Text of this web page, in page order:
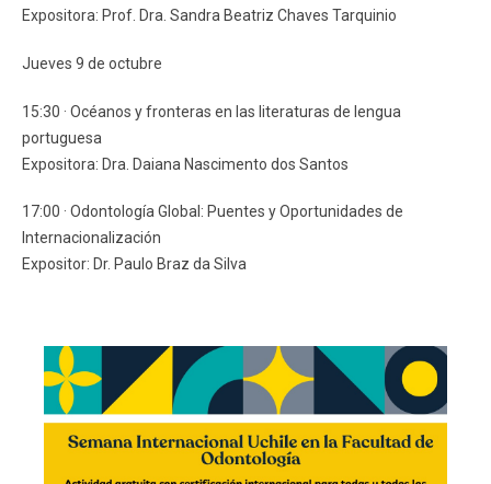
Expositora: Prof. Dra. Sandra Beatriz Chaves Tarquinio
Jueves 9 de octubre
15:30 · Océanos y fronteras en las literaturas de lengua
portuguesa
Expositora: Dra. Daiana Nascimento dos Santos
17:00 · Odontología Global: Puentes y Oportunidades de
Internacionalización
Expositor: Dr. Paulo Braz da Silva